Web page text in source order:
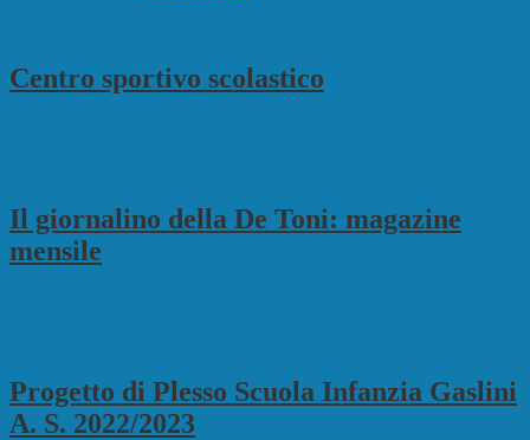
Centro sportivo scolastico
Il giornalino della De Toni: magazine
mensile
Progetto di Plesso Scuola Infanzia Gaslini
A. S. 2022/2023